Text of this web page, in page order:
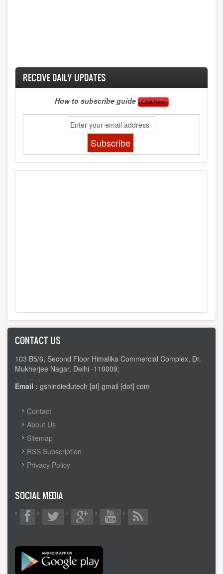
RECEIVE DAILY UPDATES
How to subscribe guide
CONTACT US
103 B5/6, Second Floor Himalika Commercial Complex, Dr.
Mukherjee Nagar, Delhi -110009;
Email : gshindiedutech [at] gmail [dot] com
FOOTER
MENU
Contact
About Us
Sitemap
RSS Subscription
Privacy Policy
SOCIAL MEDIA